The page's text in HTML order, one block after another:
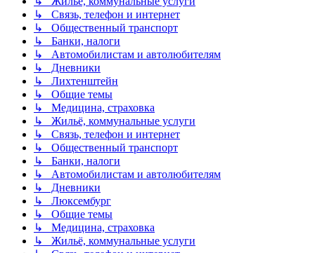
↳ Связь, телефон и интернет
↳ Общественный транспорт
↳ Банки, налоги
↳ Автомобилистам и автолюбителям
↳ Дневники
↳ Лихтенштейн
↳ Общие темы
↳ Медицина, страховка
↳ Жильё, коммунальные услуги
↳ Связь, телефон и интернет
↳ Общественный транспорт
↳ Банки, налоги
↳ Автомобилистам и автолюбителям
↳ Дневники
↳ Люксембург
↳ Общие темы
↳ Медицина, страховка
↳ Жильё, коммунальные услуги